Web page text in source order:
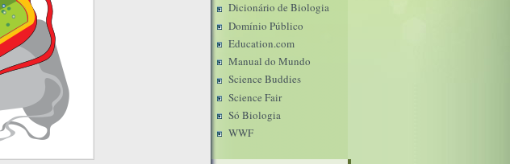
Dicionário de Biologia
Domínio Público
Education.com
Manual do Mundo
Science Buddies
Science Fair
Só Biologia
WWF